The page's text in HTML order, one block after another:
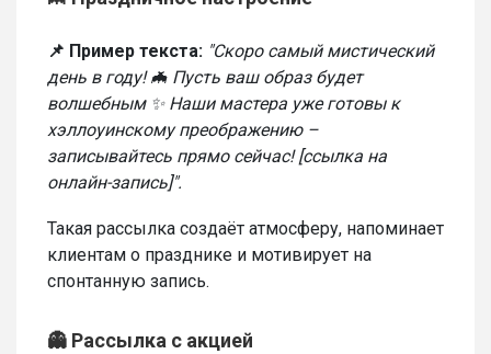
📌 Пример текста: "Скоро самый мистический
день в году! 🦇 Пусть ваш образ будет
волшебным ✨ Наши мастера уже готовы к
хэллоуинскому преображению –
записывайтесь прямо сейчас! [ссылка на
онлайн-запись]".
Такая рассылка создаёт атмосферу, напоминает
клиентам о празднике и мотивирует на
спонтанную запись.
👻 Рассылка с акцией